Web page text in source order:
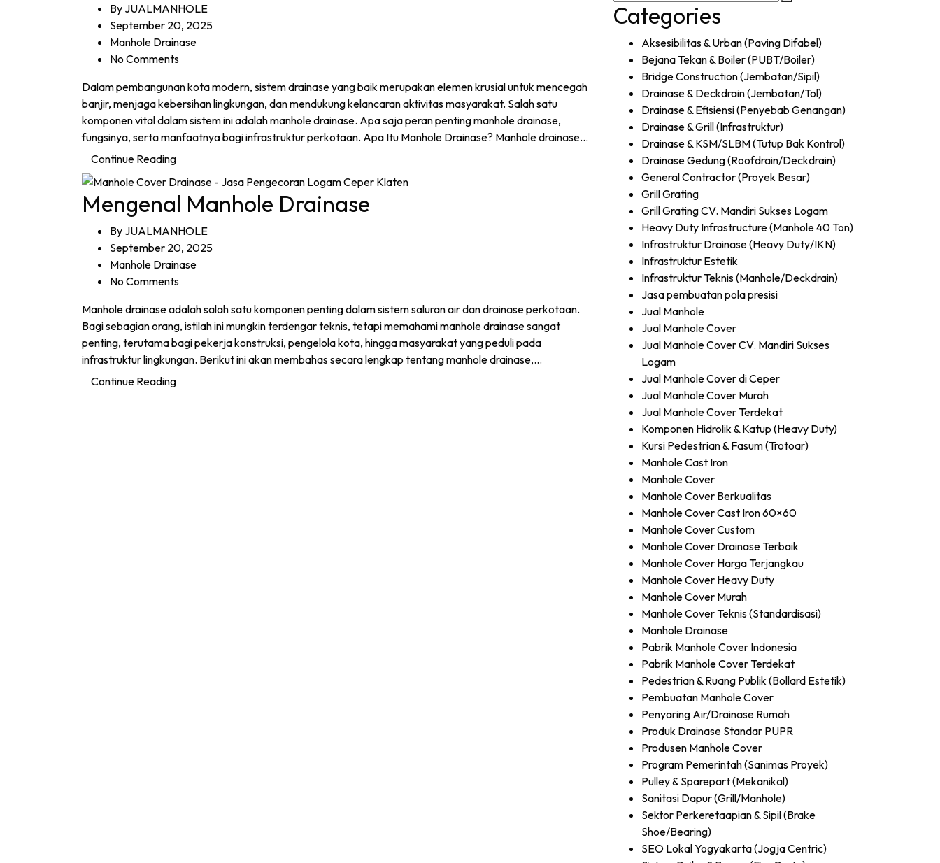
By JUALMANHOLE
September 20, 2025
Manhole Drainase
No Comments
Dalam pembangunan kota modern, sistem drainase yang baik merupakan elemen krusial untuk mencegah
banjir, menjaga kebersihan lingkungan, dan mendukung kelancaran aktivitas masyarakat. Salah satu
komponen vital dalam sistem ini adalah manhole drainase. Apa saja peran penting manhole drainase,
fungsinya, serta manfaatnya bagi infrastruktur perkotaan. Apa Itu Manhole Drainase? Manhole drainase…
Continue Reading
Mengenal Manhole Drainase
By JUALMANHOLE
September 20, 2025
Manhole Drainase
No Comments
Manhole drainase adalah salah satu komponen penting dalam sistem saluran air dan drainase perkotaan.
Bagi sebagian orang, istilah ini mungkin terdengar teknis, tetapi memahami manhole drainase sangat
penting, terutama bagi pekerja konstruksi, pengelola kota, hingga masyarakat yang peduli pada
infrastruktur lingkungan. Berikut ini akan membahas secara lengkap tentang manhole drainase,…
Continue Reading
Categories
Aksesibilitas & Urban (Paving Difabel)
Bejana Tekan & Boiler (PUBT/Boiler)
Bridge Construction (Jembatan/Sipil)
Drainase & Deckdrain (Jembatan/Tol)
Drainase & Efisiensi (Penyebab Genangan)
Drainase & Grill (Infrastruktur)
Drainase & KSM/SLBM (Tutup Bak Kontrol)
Drainase Gedung (Roofdrain/Deckdrain)
General Contractor (Proyek Besar)
Grill Grating
Grill Grating CV. Mandiri Sukses Logam
Heavy Duty Infrastructure (Manhole 40 Ton)
Infrastruktur Drainase (Heavy Duty/IKN)
Infrastruktur Estetik
Infrastruktur Teknis (Manhole/Deckdrain)
Jasa pembuatan pola presisi
Jual Manhole
Jual Manhole Cover
Jual Manhole Cover CV. Mandiri Sukses
Logam
Jual Manhole Cover di Ceper
Jual Manhole Cover Murah
Jual Manhole Cover Terdekat
Komponen Hidrolik & Katup (Heavy Duty)
Kursi Pedestrian & Fasum (Trotoar)
Manhole Cast Iron
Manhole Cover
Manhole Cover Berkualitas
Manhole Cover Cast Iron 60×60
Manhole Cover Custom
Manhole Cover Drainase Terbaik
Manhole Cover Harga Terjangkau
Manhole Cover Heavy Duty
Manhole Cover Murah
Manhole Cover Teknis (Standardisasi)
Manhole Drainase
Pabrik Manhole Cover Indonesia
Pabrik Manhole Cover Terdekat
Pedestrian & Ruang Publik (Bollard Estetik)
Pembuatan Manhole Cover
Penyaring Air/Drainase Rumah
Produk Drainase Standar PUPR
Produsen Manhole Cover
Program Pemerintah (Sanimas Proyek)
Pulley & Sparepart (Mekanikal)
Sanitasi Dapur (Grill/Manhole)
Sektor Perkeretaapian & Sipil (Brake
Shoe/Bearing)
SEO Lokal Yogyakarta (Jogja Centric)